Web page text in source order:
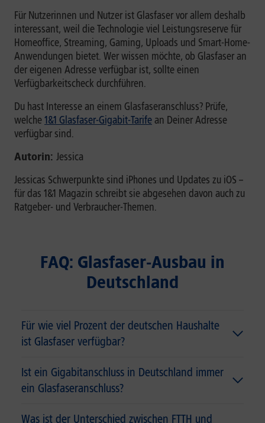
Für Nutzerinnen und Nutzer ist Glasfaser vor allem deshalb
interessant, weil die Technologie viel Leistungsreserve für
Homeoffice, Streaming, Gaming, Uploads und Smart-Home-
Anwendungen bietet. Wer wissen möchte, ob Glasfaser an
der eigenen Adresse verfügbar ist, sollte einen
Verfügbarkeitscheck durchführen.
Du hast Interesse an einem Glasfaseranschluss? Prüfe,
welche1&1 Glasfaser-Gigabit-Tarifean Deiner Adresse
verfügbar sind.
Autorin: Jessica
Jessicas Schwerpunkte sind iPhones und Updates zu iOS –
für das 1&1 Magazin schreibt sie abgesehen davon auch zu
Ratgeber- und Verbraucher-Themen.
FAQ: Glasfaser-Ausbau in
Deutschland
Für wie viel Prozent der deutschen Haushalte
ist Glasfaser verfügbar?
Ist ein Gigabitanschluss in Deutschland immer
ein Glasfaseranschluss?
Was ist der Unterschied zwischen FTTH und